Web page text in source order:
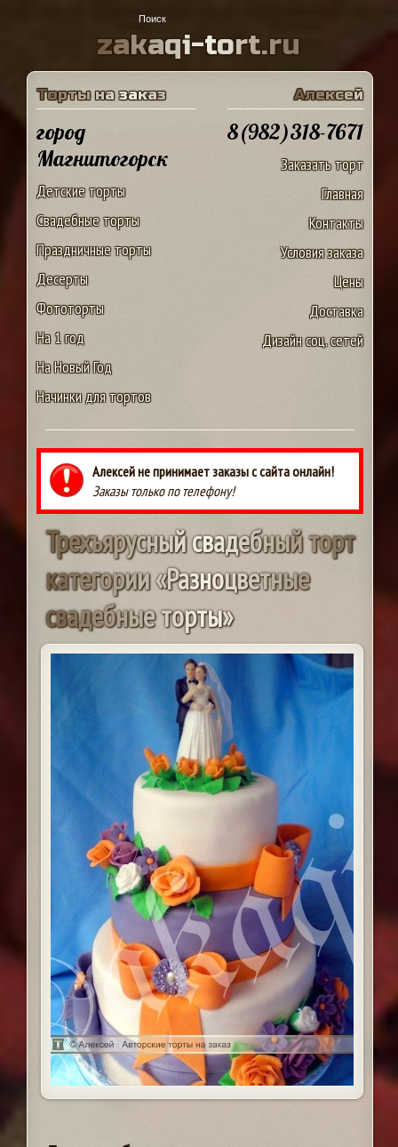
zakaqi-tort.ru
Торты на заказ
город
Магнитогорск
Детские торты
Свадебные торты
Праздничные торты
Десерты
Фототорты
На 1 год
На Новый Год
Начинки для тортов
Алексей
8(982)318-7671
Заказать торт
Главная
Контакты
Условия заказа
Цены
Доставка
Дизайн соц. сетей
Алексей не принимает заказы с сайта онлайн!
Заказы только по телефону!
Трехъярусныйсвадебныйторт
категории«Разноцветные
свадебныеторты»